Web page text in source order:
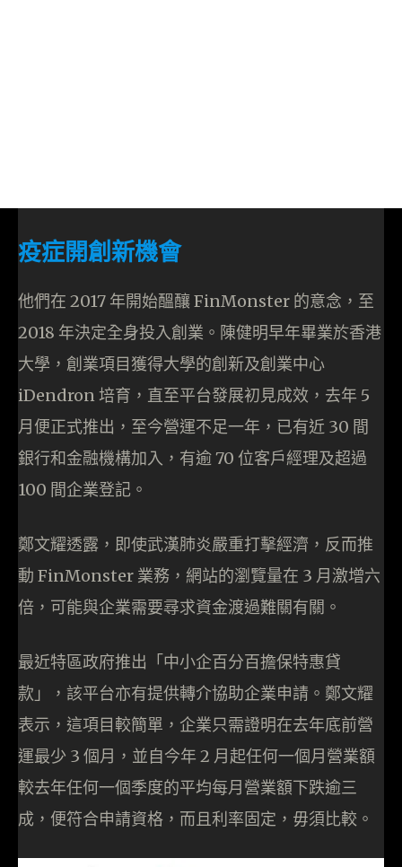
疫症開創新機會
他們在 2017 年開始醞釀 FinMonster 的意念，至
2018 年決定全身投入創業。陳健明早年畢業於香港
大學，創業項目獲得大學的創新及創業中心
iDendron 培育，直至平台發展初見成效，去年 5
月便正式推出，至今營運不足一年，已有近 30 間
銀行和金融機構加入，有逾 70 位客戶經理及超過
100 間企業登記。
鄭文耀透露，即使武漢肺炎嚴重打擊經濟，反而推
動 FinMonster 業務，網站的瀏覽量在 3 月激增六
倍，可能與企業需要尋求資金渡過難關有關。
最近特區政府推出「中小企百分百擔保特惠貸
款」，該平台亦有提供轉介協助企業申請。鄭文耀
表示，這項目較簡單，企業只需證明在去年底前營
運最少 3 個月，並自今年 2 月起任何一個月營業額
較去年任何一個季度的平均每月營業額下跌逾三
成，便符合申請資格，而且利率固定，毋須比較。